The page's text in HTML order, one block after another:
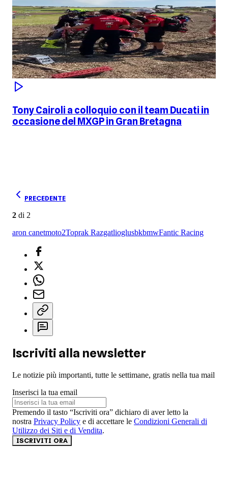
Tony Cairoli a colloquio con il team Ducati in
occasione del MXGP in Gran Bretagna
PRECEDENTE
2 di 2
aron canetmoto2Toprak RazgatlioglusbkbmwFantic Racing
Iscriviti alla newsletter
Le notizie più importanti, tutte le settimane, gratis nella tua mail
Inserisci la tua email
Premendo il tasto “Iscriviti ora” dichiaro di aver letto la
nostra Privacy Policy e di accettare le Condizioni Generali di
Utilizzo dei Siti e di Vendita.
ISCRIVITI ORA